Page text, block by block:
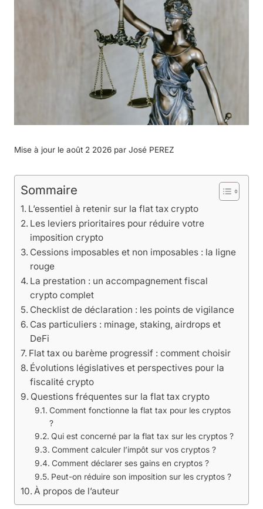
Mise à jour le août 2 2026 par José PEREZ
Sommaire
L’essentiel à retenir sur la flat tax crypto
Les leviers prioritaires pour réduire votre
imposition crypto
Cessions imposables et non imposables : la ligne
rouge
La prestation : un accompagnement fiscal
crypto complet
Checklist de déclaration : les points de vigilance
Cas particuliers : minage, staking, airdrops et
DeFi
Flat tax ou barème progressif : comment choisir
Évolutions législatives et perspectives pour la
fiscalité crypto
Questions fréquentes sur la flat tax crypto
Comment fonctionne la flat tax pour les cryptos
?
Qui est concerné par la flat tax sur les cryptos ?
Comment calculer l’impôt sur vos cryptos ?
Comment déclarer ses gains en cryptos ?
Peut-on réduire son imposition sur les cryptos ?
À propos de l’auteur